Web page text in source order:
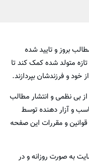
بروز و تایید شده
تازه متولد شده کمک کند تا
خود و فرزندشان بپردازند.
بی نظمی و انتشار مطالب
و آزار دهنده توسط
و مقررات این صفحه
به صورت روزانه و در